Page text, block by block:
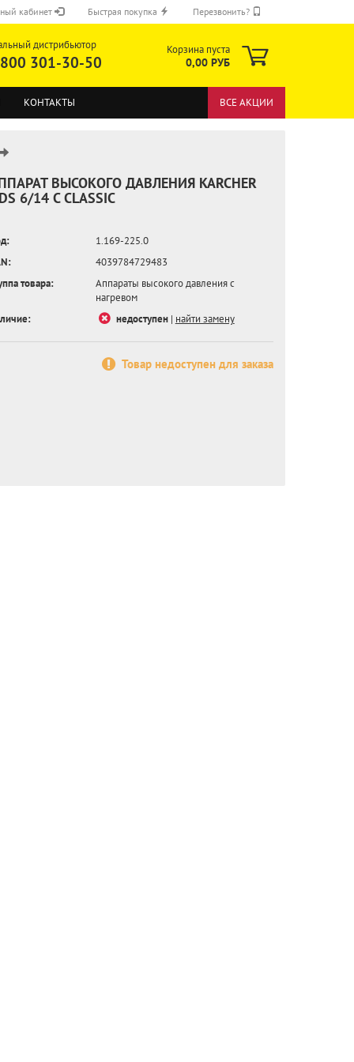
кабинет Быстрая покупка Перезвонить?
ОТПРАВИТЬ
дистрибьютор
301-30-50
Корзина пуста
0,00 РУБ
КОНТАКТЫ ВСЕ АКЦИИ
ВЫСОКОГО ДАВЛЕНИЯ KARCHER
6/14 C CLASSIC
1.169-225.0
4039784729483
товара:
Аппараты высокого давления с
нагревом
недоступен| найти замену
Товар недоступен для заказа